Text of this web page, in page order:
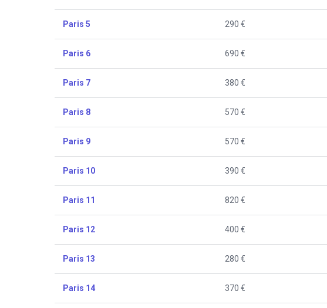
Paris 5 290 €
Paris 6 690 €
Paris 7 380 €
Paris 8 570 €
Paris 9 570 €
Paris 10 390 €
Paris 11 820 €
Paris 12 400 €
Paris 13 280 €
Paris 14 370 €